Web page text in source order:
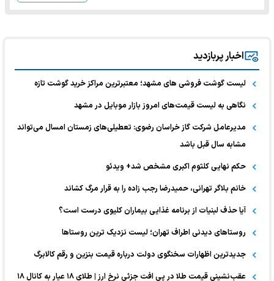
اخبار پربازدید
لیست گوشت فروشی های مشهد؛ معتبرترین مراکز خرید گوشت تازه
نگاهی به لیست قیمت‌های امروز بازار موبایل در مشهد
مدیرعامل شرکت گاز خراسان رضوی: تعطیلی‌های زمستان امسال می‌تواند
مشابه سال قبل باشد
حکم نهایی کلثوم اکبری مشخص شد+ ویدئو
خانم بلاگر تهرانی، حمیدرضا رجب زاده را به قرار مرگ کشاند
آیا حذف لبنیات از برنامه غذایی بیماران کلیوی درست است؟
روستاهای دیدنی اطراف تهران؛ لیست نزدیک ترین روستاها
جدیدترین اظهارات سخنگوی دولت درباره قیمت بنزین و رقم کالابرگ
عقب‌نشینی قیمت طلا در پی افت جزئی نرخ ارز | طلای ۱۸ عیار به کانال ۱۸